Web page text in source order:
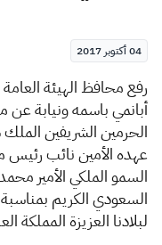
اقتراحات
الإقرار الضريبي
04 أكتوبر 2017
​​​​رفع محافظ الهيئة
أبانمي باسمه ونيابة عن
الحرمين الشريفين
عهده الأمين نائب
السمو الملكي الأمير
السعودي الكريم بمناسبة
لبلادنا العزيزة المملكة